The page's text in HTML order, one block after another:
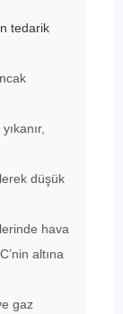
tedarik
düşük
hava
altına
gaz